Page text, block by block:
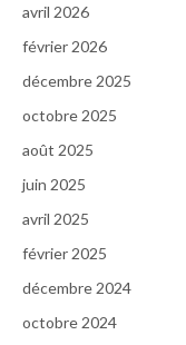
avril 2026
février 2026
décembre 2025
octobre 2025
août 2025
juin 2025
avril 2025
février 2025
décembre 2024
octobre 2024